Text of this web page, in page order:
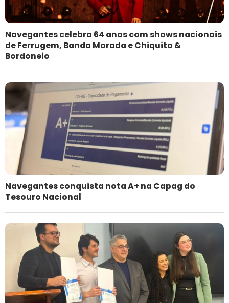
Navegantes celebra 64 anos com shows nacionais
de Ferrugem, Banda Morada e Chiquito &
Bordoneio
Navegantes conquista nota A+ na Capag do
Tesouro Nacional